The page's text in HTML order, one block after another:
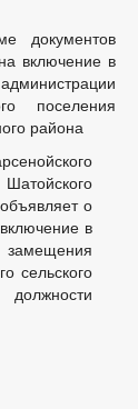
документов
включение в
поселения
района
о
в
сельского